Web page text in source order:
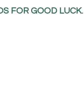
FOR GOOD LUCK.